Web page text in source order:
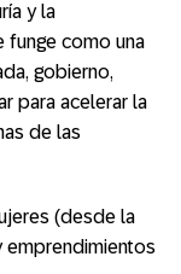
y la
funge como una
gobierno,
para acelerar la
de las
(desde la
emprendimientos